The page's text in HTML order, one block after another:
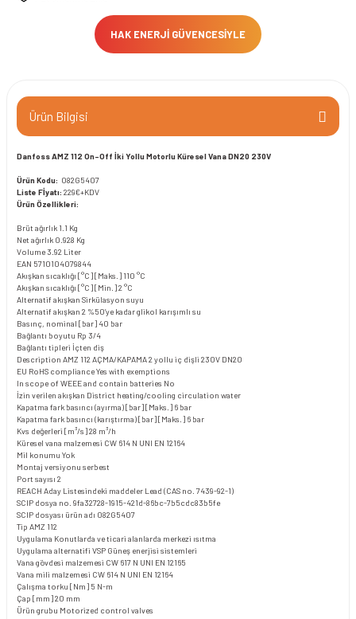
HAK ENERJİ GÜVENCESİYLE
Ürün Bilgisi
Danfoss AMZ 112 On-Off İki Yollu Motorlu Küresel Vana DN20 230V
Ürün Kodu: 082G5407
Liste Fİyatı: 229€+KDV
Ürün Özellikleri:
Brüt ağırlık 1.1 Kg
Net ağırlık 0.928 Kg
Volume 3.92 Liter
EAN 5710104079844
Akışkan sıcaklığı [°C] [Maks.] 110 °C
Akışkan sıcaklığı [°C] [Min.]2 °C
Alternatif akışkan Sirkülasyon suyu
Alternatif akışkan 2 %50’ye kadar glikol karışımlı su
Basınç, nominal [bar] 40 bar
Bağlantı boyutu Rp 3/4
Bağlantı tipleri İçten diş
Description AMZ 112 AÇMA/KAPAMA 2 yollu iç dişli 230V DN20
EU RoHS complianceYes with exemptions
In scope of WEEE and contain batteries No
İzin verilen akışkan District heating/cooling circulation water
Kapatma fark basıncı (ayırma) [bar] [Maks.] 6 bar
Kapatma fark basıncı (karıştırma) [bar] [Maks.] 6 bar
Kvs değerleri [m³/s]28 m³/h
Küresel vana malzemesi CW 614 N UNI EN 12164
Mil konumu Yok
Montaj versiyonu serbest
Port sayısı 2
REACH Aday Listesindeki maddeler Lead (CAS no. 7439-92-1)
SCIP dosya no. 9fa32728-1915-421d-86bc-7b5cdc83b5fe
SCIP dosyası ürün adı 082G5407
Tip AMZ 112
Uygulama Konutlarda ve ticari alanlarda merkezi ısıtma
Uygulama alternatifi VSP Güneş enerjisi sistemleri
Vana gövdesi malzemesi CW 617 N UNI EN 12165
Vana mili malzemesi CW 614 N UNI EN 12164
Çalışma torku [Nm] 5 N-m
Çap [mm]20 mm
Ürün grubu Motorized control valves